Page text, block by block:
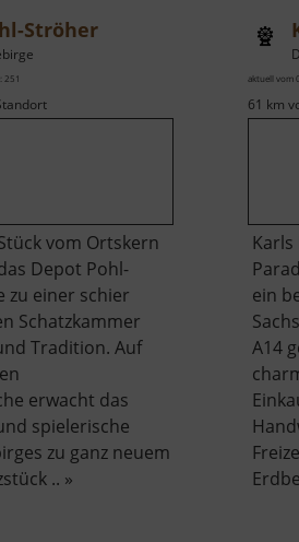
Ströher
251
vom Ortskern
Depot Pohl-
zu einer schier
Schatzkammer
Tradition. Auf
erwacht das
spielerische
zu ganz neuem
.. »
aktuell vom
61 km
ein
A14